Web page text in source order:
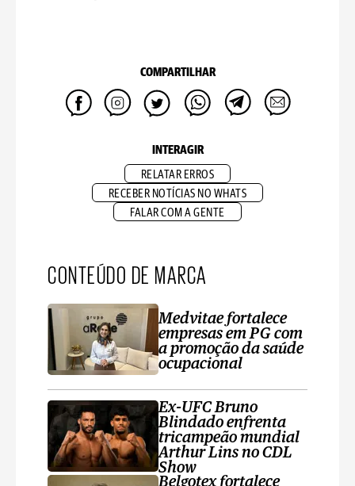
COMPARTILHAR
INTERAGIR
RELATAR ERROS
RECEBER NOTÍCIAS NO WHATS
FALAR COM A GENTE
CONTEÚDO DE MARCA
Medvitae fortalece
empresas em PG com
a promoção da saúde
ocupacional
Ex-UFC Bruno
Blindado enfrenta
tricampeão mundial
Arthur Lins no CDL
Show
Belgotex fortalece